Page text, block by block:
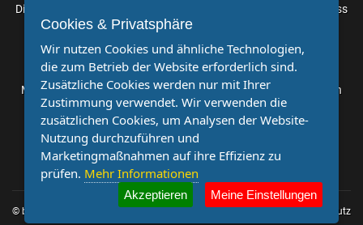
Deutschland
Transfergerüchte
England
Transfergerüchte
Die Aktualisierung der Ergebnisse erfolgt alle paar Minuten, sodass
Sie stets auf dem Laufenden sind. Einfache und schnelle
Partnervereine
Möchten Sie, dass auch Ihr Verein mehr Beachtung findet? Dann
sind Sie bei uns genau richtig. Wir suchen Ihren Verein für eine
kostenlose Kooperation. Veröffentlichen Sie Ihre Spielberichte,
Sportnachrichten und Aufrufe bei uns!
© by Datenschutz
Cookies & Privatsphäre
Wir nutzen Cookies und ähnliche Technologien,
die zum Betrieb der Website erforderlich sind.
Zusätzliche Cookies werden nur mit Ihrer
Zustimmung verwendet. Wir verwenden die
zusätzlichen Cookies, um Analysen der Website-
Nutzung durchzuführen und
Marketingmaßnahmen auf ihre Effizienz zu
prüfen. Mehr Informationen
Akzeptieren Meine Einstellungen